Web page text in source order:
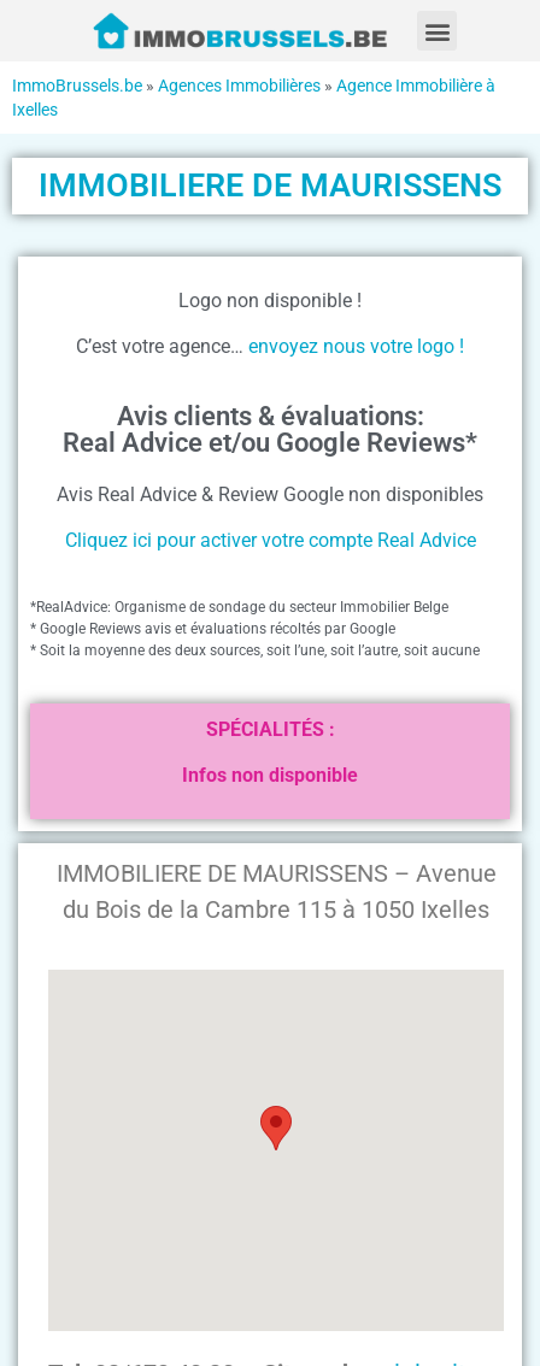
ImmoBrussels.be » Agences Immobilières » Agence Immobilière à
Ixelles
IMMOBILIERE DE MAURISSENS
IMMOBILIERE DE MAURISSENS – Avenue
du Bois de la Cambre 115 à 1050 Ixelles
Logo non disponible !
C’est votre agence… envoyez nous votre logo !
Avis clients & évaluations:
Real Advice et/ou Google Reviews*
Avis Real Advice & Review Google non disponibles
Cliquez ici pour activer votre compte Real Advice
*RealAdvice: Organisme de sondage du secteur Immobilier Belge
* Google Reviews avis et évaluations récoltés par Google
* Soit la moyenne des deux sources, soit l’une, soit l’autre, soit aucune
SPÉCIALITÉS :
Infos non disponible